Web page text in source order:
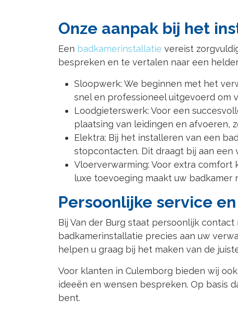
Onze aanpak bij het
Een badkamerinstallatie vereist
bespreken en te vertalen naar een
Sloopwerk: We beginnen met het
snel en professioneel uitgevoerd om
Loodgieterswerk: Voor een
plaatsing van leidingen en afvoeren,
Elektra: Bij het installeren van een
stopcontacten. Dit draagt bij aan een
Vloerverwarming: Voor extra comfort
luxe toevoeging maakt uw badkamer
Persoonlijke service
Bij Van der Burg staat persoonlijk
badkamerinstallatie precies aan uw
helpen u graag bij het maken van de
Voor klanten in Culemborg bieden wij
ideeën en wensen bespreken. Op basis
bent.